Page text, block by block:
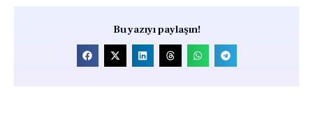
Bu yazıyı paylaşın!